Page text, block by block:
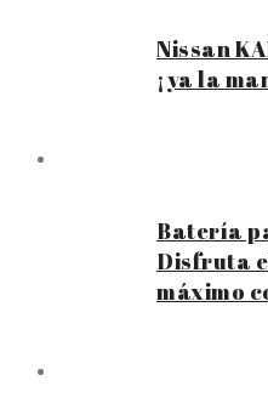
Nissan
¡ya la
Batería
Disfruta
máximo